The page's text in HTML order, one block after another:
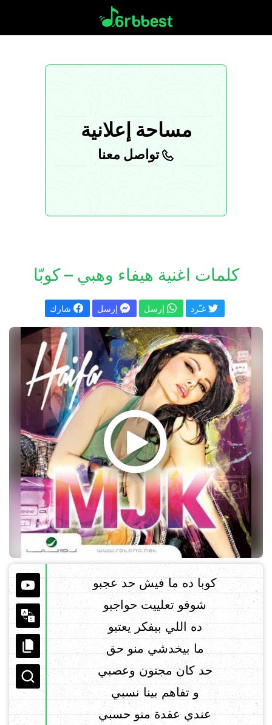
مساحة إعلانية
تواصل معنا
كلمات اغنية هيفاء وهبي – كوبّا
كوبا ده ما فيش حد عجبو
شوفو تعلييت حواجبو
ده اللي بيفكر يعتبو
ما بيخدشي منو حق
حد كان مجنون وعصبي
و تفاهم بينا نسبي
عندي عقدة منو حسبي